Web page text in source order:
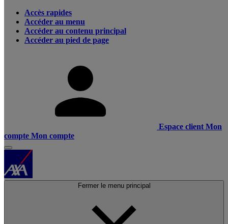
Accès rapides
Accéder au menu
Accéder au contenu principal
Accéder au pied de page
Espace client Mon
compte Mon compte
Fermer le menu principal